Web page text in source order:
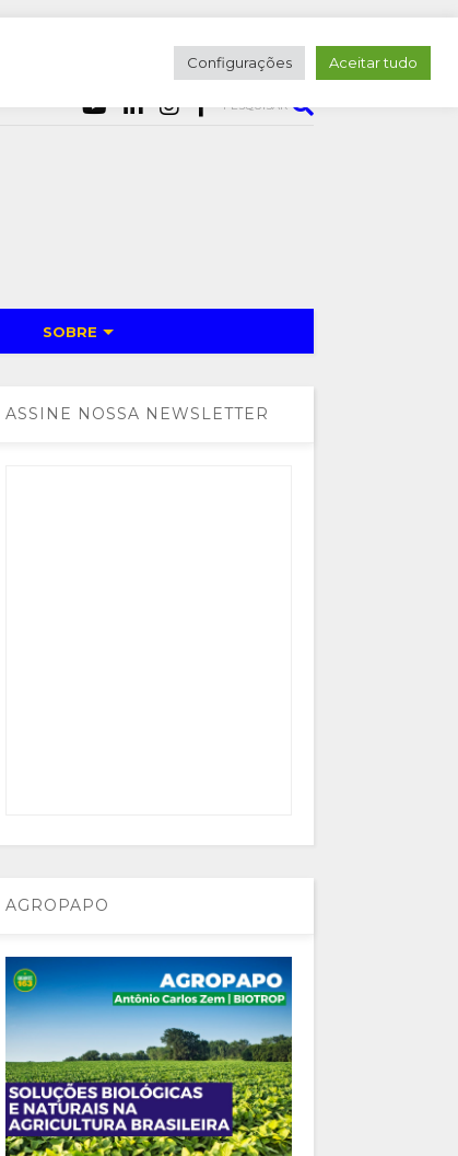
PESQUISAR
SOBRE
ASSINE NOSSA NEWSLETTER
AGROPAPO
Configurações Aceitar tudo